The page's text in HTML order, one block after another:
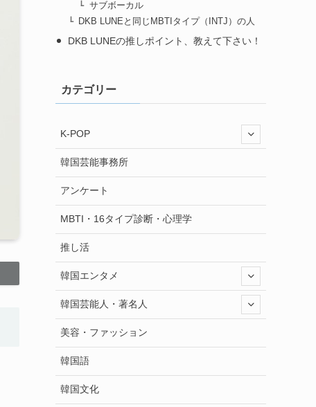
サブボーカル
DKB LUNEと同じMBTIタイプ（INTJ）の人
DKB LUNEの推しポイント、教えて下さい！
カテゴリー
K-POP
韓国芸能事務所
アンケート
MBTI・16タイプ診断・心理学
推し活
韓国エンタメ
韓国芸能人・著名人
美容・ファッション
韓国語
韓国文化